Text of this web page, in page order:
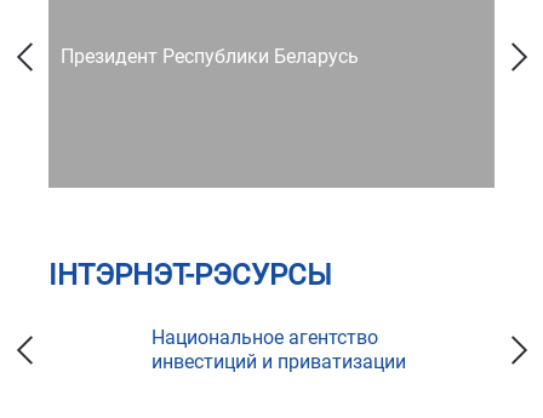
Президент Республики Беларусь
ІНТЭРНЭТ-РЭСУРСЫ
Национальное агентство
инвестиций и приватизации